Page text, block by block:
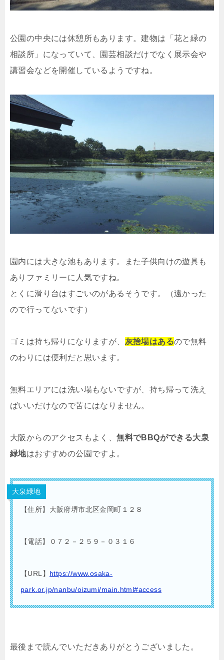
公園の中央には休憩所もあります。建物は「花と緑の
相談所」になっていて、園芸相談だけでなく展示会や
講習会などを開催しているようですね。
園内には大きな池もあります。また子供向けの遊具も
ありファミリーに人気ですね。
とくに滑り台はすごいのがあるそうです。（遠かった
ので行ってないです）
ゴミは持ち帰りになりますが、 灰捨場はあるので無料
のわりには便利だと思います。
無料エリアには洗い場もないですが、持ち帰って洗え
ばいいだけなので苦にはなりません。
大阪からのアクセスもよく、無料でBBQができる大泉
緑地はおすすめの公園ですよ。
大泉緑地
【住所】大阪府堺市北区金岡町１２８
【電話】０７２－２５９－０３１６
【URL】 https://www.osaka-
park.or.jp/nanbu/oizumi/main.html#access
最後まで読んでいただきありがとうございました。